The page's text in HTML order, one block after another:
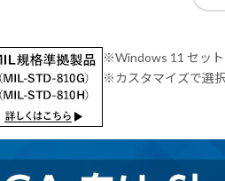
※Windows 11 セット
※カスタマイズで選